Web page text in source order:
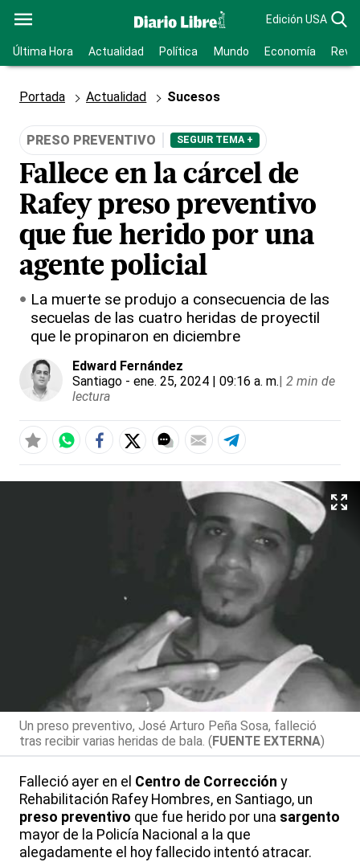
Edición USA
Última Hora Actualidad Política Mundo Economía
Portada Actualidad Sucesos
PRESO PREVENTIVO SEGUIR TEMA +
Fallece en la cárcel de
Rafey preso preventivo
que fue herido por una
agente policial
La muerte se produjo a consecuencia de las
secuelas de las cuatro heridas de proyectil
que le propinaron en diciembre
Edward Fernández
Santiago - ene. 25, 2024 | 09:16 a. m.| 2 min de
lectura
Un preso preventivo, José Arturo Peña Sosa, falleció
tras recibir varias heridas de bala. (FUENTE EXTERNA)
Falleció ayer en el Centro de Corrección y
Rehabilitación Rafey Hombres, en Santiago, un
preso preventivo que fue herido por una sargento
mayor de la Policía Nacional a la que
alegadamente el hoy fallecido intentó atracar.